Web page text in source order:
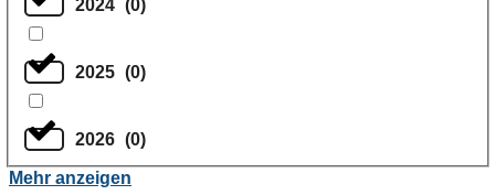
2024 (0)
2025 (0)
2026 (0)
Mehr anzeigen